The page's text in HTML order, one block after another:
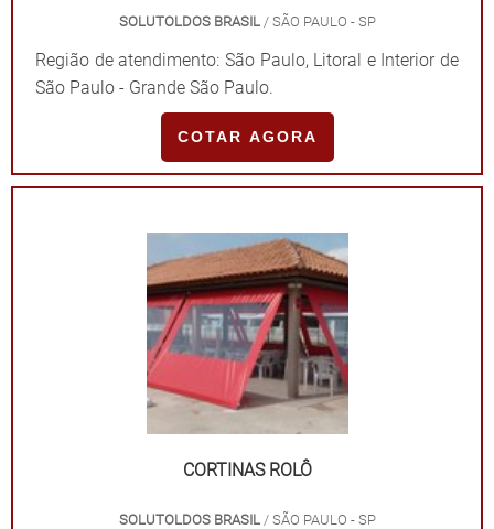
SOLUTOLDOS BRASIL/ SÃO PAULO - SP
Região de atendimento: São Paulo, Litoral e Interior de
São Paulo - Grande São Paulo.
COTAR AGORA
CORTINAS ROLÔ
SOLUTOLDOS BRASIL/ SÃO PAULO - SP